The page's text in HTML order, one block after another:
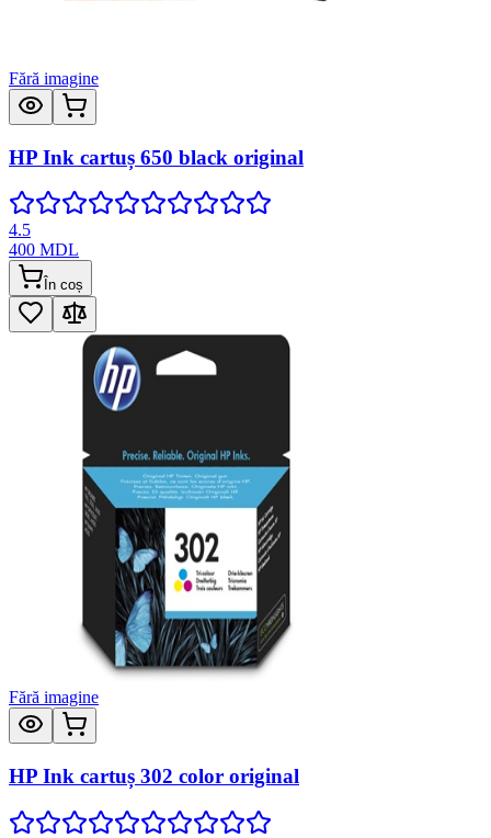
Fără imagine
HP Ink cartuș 650 black original
4.5
400 MDL
În coș
Fără imagine
HP Ink cartuș 302 color original